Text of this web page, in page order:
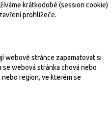
krátkodobé (session cookie)
prohlížeče.
webové stránce zapamatovat si
webová stránka chová nebo
region, ve kterém se